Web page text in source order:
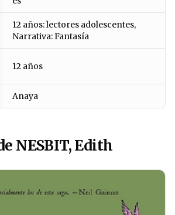
12 años: lectores adolescentes,
Narrativa: Fantasía
12 años
Anaya
NESBIT, Edith